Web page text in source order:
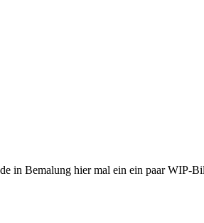
in Bemalung hier mal ein ein paar WIP-